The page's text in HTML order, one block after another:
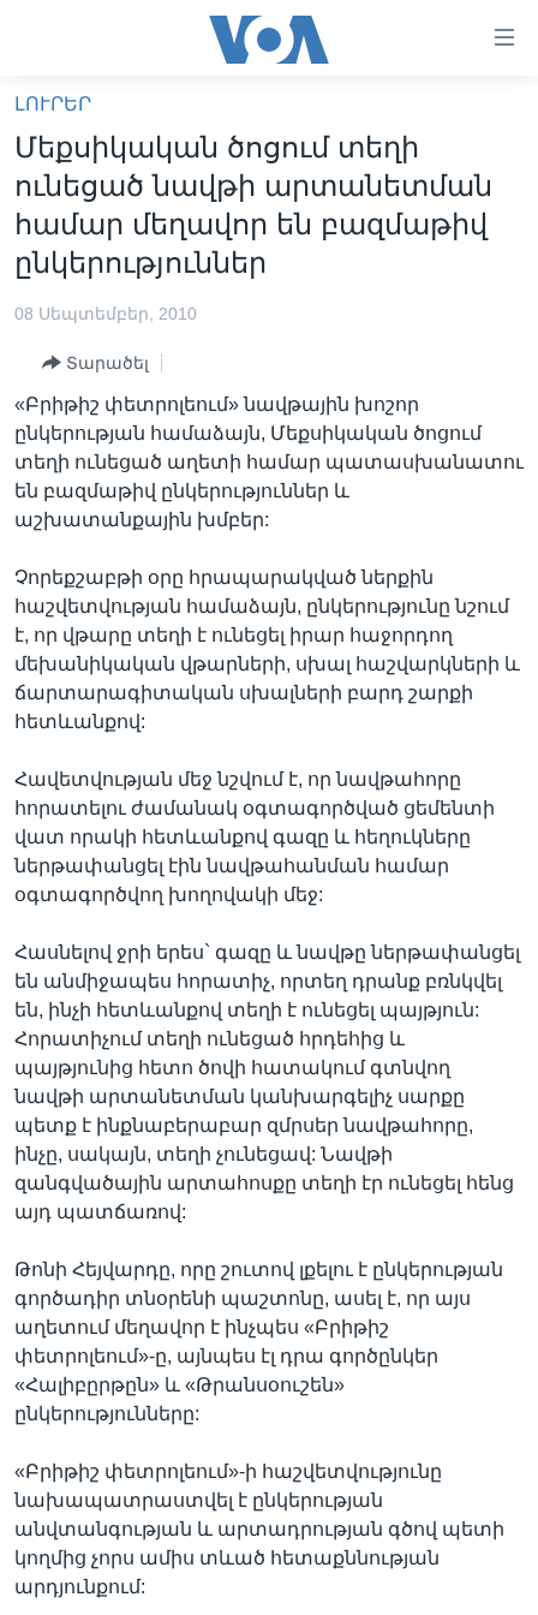
հիմնական
բովանդակությանը
անցնել
հիմնական
բովանդակությանը
հիմնական
ԼՈՒՐԵՐ
ՍՓՅՈՒՌՔ
ՏԵՍԱՆՅՈՒԹԵՐ
«ԱՄԵՐԻԿԱՅԻ ՁԱՅՆ»-Ի ԿԱՆՈՆԱԴՐՈՒԹՅՈՒՆ
ԿԱՊ ՄԵԶ ՀԵՏ
Learning English
ՀԵՏԵՒԵՔ ՄԵԶ
Լեզուներ
ԼՈՒՐԵՐ
Մեքսիկական ծոցում տեղի
ունեցած նավթի արտանետման
համար մեղավոր են բազմաթիվ
ընկերություններ
08 Սեպտեմբեր, 2010
Տարածել
«Բրիթիշ փետրոլեում» նավթային խոշոր
ընկերության համաձայն, Մեքսիկական ծոցում
տեղի ունեցած աղետի համար պատասխանատու
են բազմաթիվ ընկերություններ և
աշխատանքային խմբեր:
Չորեքշաբթի օրը հրապարակված ներքին
հաշվետվության համաձայն, ընկերությունը նշում
է, որ վթարը տեղի է ունեցել իրար հաջորդող
մեխանիկական վթարների, սխալ հաշվարկների և
ճարտարագիտական սխալների բարդ շարքի
հետևանքով:
Հավետվության մեջ նշվում է, որ նավթահորը
հորատելու ժամանակ օգտագործված ցեմենտի
վատ որակի հետևանքով գազը և հեղուկները
ներթափանցել էին նավթահանման համար
օգտագործվող խողովակի մեջ:
Հասնելով ջրի երես` գազը և նավթը ներթափանցել
են անմիջապես հորատիչ, որտեղ դրանք բռնկվել
են, ինչի հետևանքով տեղի է ունեցել պայթյուն:
Հորատիչում տեղի ունեցած հրդեհից և
պայթյունից հետո ծովի հատակում գտնվող
նավթի արտանետման կանխարգելիչ սարքը
պետք է ինքնաբերաբար զմրսեր նավթահորը,
ինչը, սակայն, տեղի չունեցավ: Նավթի
զանգվածային արտահոսքը տեղի էր ունեցել հենց
այդ պատճառով:
Թոնի Հեյվարդը, որը շուտով լքելու է ընկերության
գործադիր տնօրենի պաշտոնը, ասել է, որ այս
աղետում մեղավոր է ինչպես «Բրիթիշ
փետրոլեում»-ը, այնպես էլ դրա գործընկեր
«Հալիբըրթըն» և «Թրանսօուշեն»
ընկերությունները:
«Բրիթիշ փետրոլեում»-ի հաշվետվությունը
նախապատրաստվել է ընկերության
անվտանգության և արտադրության գծով պետի
կողմից չորս ամիս տևած հետաքննության
արդյունքում: